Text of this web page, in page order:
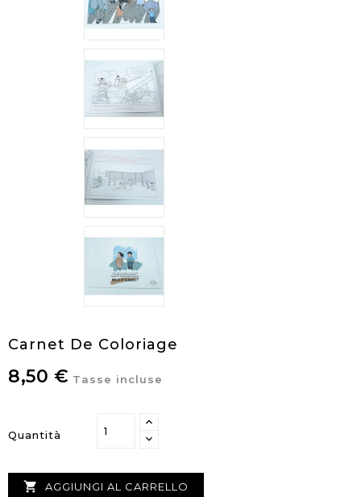
Carnet De Coloriage
8,50 € Tasse incluse
Quantità
 AGGIUNGI AL CARRELLO